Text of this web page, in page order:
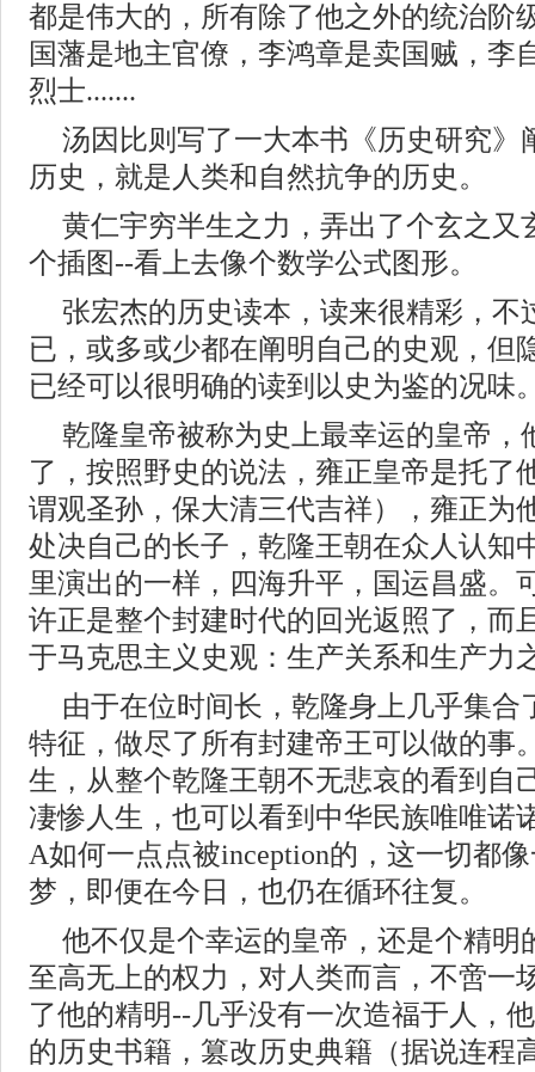
都是伟大的，所有除了他之外的统治阶
国藩是地主官僚，李鸿章是卖国贼，李
烈士.......
汤因比则写了一大本书《历史研究》
历史，就是人类和自然抗争的历史。
黄仁宇穷半生之力，弄出了个玄之又
个插图--看上去像个数学公式图形。
张宏杰的历史读本，读来很精彩，不
已，或多或少都在阐明自己的史观，但
已经可以很明确的读到以史为鉴的况味
乾隆皇帝被称为史上最幸运的皇帝，
了，按照野史的说法，雍正皇帝是托了
谓观圣孙，保大清三代吉祥），雍正为
处决自己的长子，乾隆王朝在众人认知
里演出的一样，四海升平，国运昌盛。
许正是整个封建时代的回光返照了，而
于马克思主义史观：生产关系和生产力
由于在位时间长，乾隆身上几乎集合
特征，做尽了所有封建帝王可以做的事
生，从整个乾隆王朝不无悲哀的看到自
凄惨人生，也可以看到中华民族唯唯诺
A如何一点点被inception的，这一切都
梦，即便在今日，也仍在循环往复。
他不仅是个幸运的皇帝，还是个精明
至高无上的权力，对人类而言，不啻一
了他的精明--几乎没有一次造福于人，
的历史书籍，篡改历史典籍（据说连程